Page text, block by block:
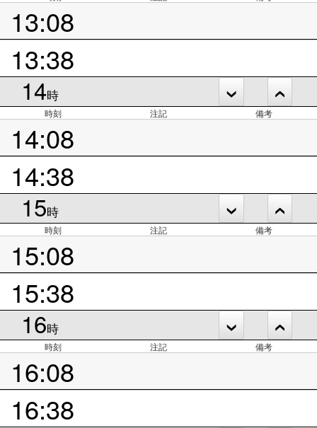
13:08
13:38
14時
時刻 注記 備考
14:08
14:38
15時
時刻 注記 備考
15:08
15:38
16時
時刻 注記 備考
16:08
16:38